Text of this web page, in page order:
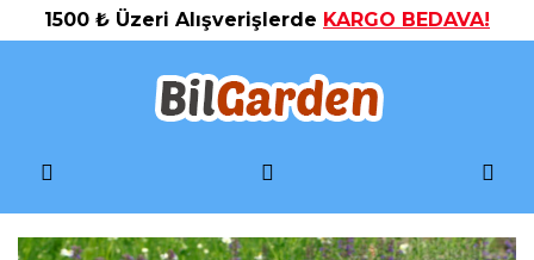
1500 ₺ Üzeri Alışverişlerde KARGO BEDAVA!